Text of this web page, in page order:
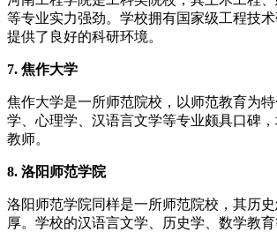
等专业实力强劲。学校拥有国家级工程技
提供了良好的科研环境。
7. 焦作大学
焦作大学是一所师范院校，以师范教育为
学、心理学、汉语言文学等专业颇具口碑
教师。
8. 洛阳师范学院
洛阳师范学院同样是一所师范院校，其历
厚。学校的汉语言文学、历史学、数学教